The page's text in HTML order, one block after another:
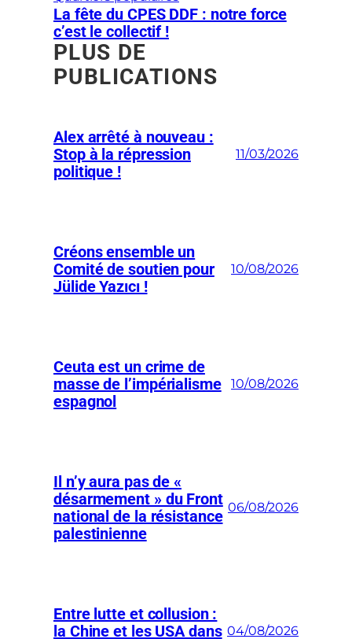
La fête du CPES DDF : notre force
c’est le collectif !
PLUS DE
PUBLICATIONS
Alex arrêté à nouveau :
Stop à la répression
politique !
11/03/2026
Créons ensemble un
Comité de soutien pour
Jülide Yazıcı !
10/08/2026
Ceuta est un crime de
masse de l’impérialisme
espagnol
10/08/2026
Il n’y aura pas de «
désarmement » du Front
national de la résistance
palestinienne
06/08/2026
Entre lutte et collusion :
la Chine et les USA dans 04/08/2026